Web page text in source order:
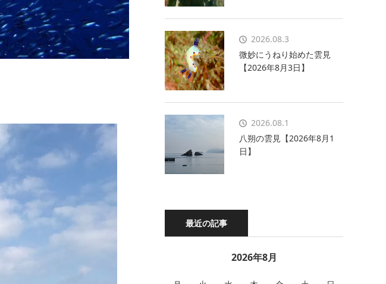
2026.08.3
微妙にうねり始めた雲見
【2026年8月3日】
2026.08.1
八朔の雲見【2026年8月1
日】
最近の記事
2026年8月